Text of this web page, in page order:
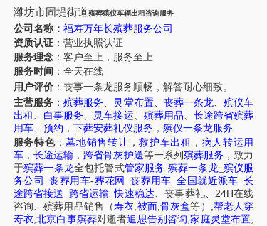
潍坊市固堤街道殡葬殡仪车辆出租咨询服务
公司名称： 福寿万年长殡葬服务公司
资质认证：营业执照认证
服务理念：客户至上，服务至上
服务时间 ：全天在线
用户评价：丧事一条龙服务顺畅，解答耐心细致。
主营服务 ：殡葬服务、 灵堂布置、 丧葬一条龙、殡仪车
出租 、 白事服务、 灵车接运、 殡葬用品、 长途跨省殡葬
用车、 预约 ， 下葬安葬礼仪服务 ， 殡仪一条龙服务
服务特色：墓地销售转让 ，救护车出租 ， 病人转运用
车， 长途运输 ，跨省骨灰护送等一系列 殡葬服务 ，致力
于殡葬一条龙全包托管式管家服务 .殡葬一条龙_ 殡仪服
务公司
_丧葬用车-葬花网 丧葬用车 全国就近派车 长
途跨省接送 跨省运输 _快速稳达、丧事葬礼、 24H在线
咨询、殡葬用品销售 （寿衣 被面, 骨灰盒等）
帮老人穿
寿衣 ,北京白事殡葬对逝者追思告别咨询 ,家庭灵堂布置